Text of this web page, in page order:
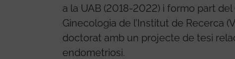
a la UAB (2018-2022) i formo part
Ginecologia de l’Institut de Recerca
doctorat amb un projecte de tesi
endometriosi.